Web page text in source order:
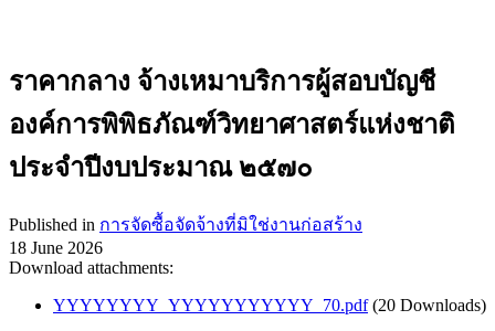
ราคากลาง จ้างเหมาบริการผู้สอบบัญชี
องค์การพิพิธภัณฑ์วิทยาศาสตร์แห่งชาติ
ประจำปีงบประมาณ ๒๕๗๐
Published in การจัดซื้อจัดจ้างที่มิใช่งานก่อสร้าง
18 June 2026
Download attachments:
YYYYYYYY_YYYYYYYYYYY_70.pdf (20 Downloads)